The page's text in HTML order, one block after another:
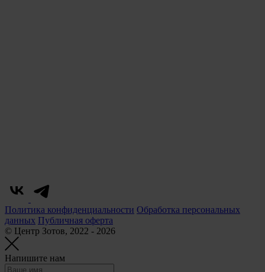
Политика конфиденциальности Обработка персональных
данных Публичная оферта
© Центр Зотов, 2022 - 2026
Напишите нам